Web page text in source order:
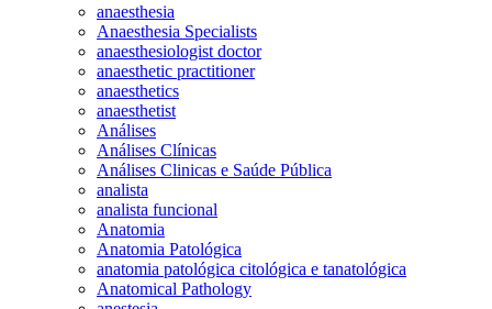
anaesthesia
Anaesthesia Specialists
anaesthesiologist doctor
anaesthetic practitioner
anaesthetics
anaesthetist
Análises
Análises Clínicas
Análises Clinicas e Saúde Pública
analista
analista funcional
Anatomia
Anatomia Patológica
anatomia patológica citológica e tanatológica
Anatomical Pathology